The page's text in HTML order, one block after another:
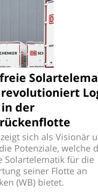
revolutioniert
der
sich als Visionär
Potenziale, welche
Solartelematik für die
seiner Flotte an
(WB) bietet.